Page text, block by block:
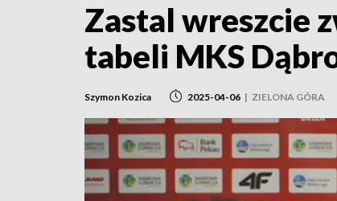
Zastal wreszcie
tabeli MKS
Szymon Kozica 2025-04-06 | ZIELONA GÓRA